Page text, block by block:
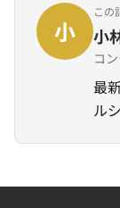
小
この
小
コ
最
ル